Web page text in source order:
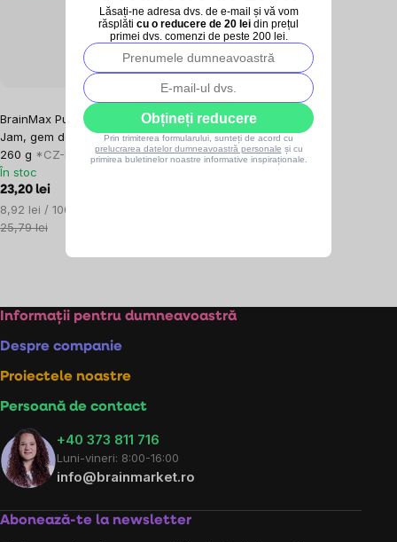
BrainMax Pure® Red Currant
Jam, gem de coacăze roșii BIO,
260 g *CZ-BIO-001 certificat
În stoc
23,20 lei
Evaluare
preţ:
8,92 lei / 100 g
25,79 lei
listărilor
Subsol
Informații pentru dumneavoastră
Despre companie
Proiectele noastre
Persoană de contact
+40 373 811 716
Luni-vineri: 8:00-16:00
info@brainmarket.ro
Abonează-te la newsletter
Lăsați-ne adresa dvs. de e-mail și vă vom
răsplăti cu o reducere de 20 lei din prețul
primei dvs. comenzi de peste 200 lei.
Obțineți reducere
Prin trimiterea formularului, sunteți de acord cu
prelucrarea datelor dumneavoastră personale și cu
primirea buletinelor noastre informative inspiraționale.